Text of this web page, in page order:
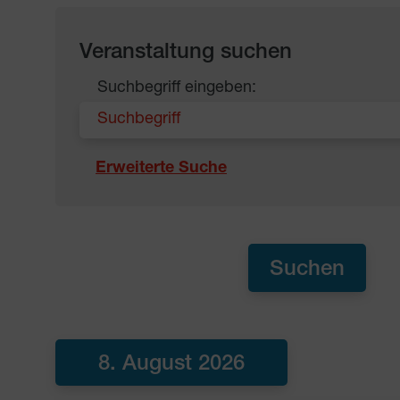
Veranstaltung suchen
Suchbegriff eingeben:
Erweiterte Suche
8. August 2026